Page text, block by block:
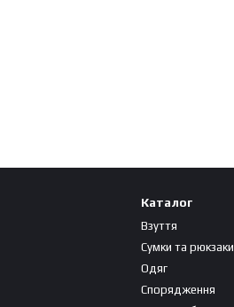
Каталог
Взуття
Сумки та рюкзаки
Одяг
Спорядження